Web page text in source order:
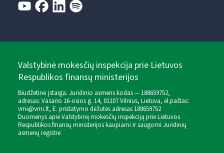
Valstybinė mokesčių inspekcija prie Lietuvos
Respublikos finansų ministerijos
Biudžetinė įstaiga. Juridinio asmens kodas — 188659752,
adresas: Vasario 16-osios g. 14, 01107 Vilnius, Lietuva, el.paštas:
vmi@vmi.lt, E. pristatymo dėžutės adresas 188659752
Duomenys apie Valstybinę mokesčių inspekciją prie Lietuvos
Respublikos finansų ministerijos kaupiami ir saugomi Juridinių
asmenų registre